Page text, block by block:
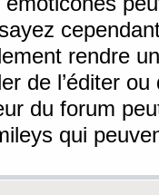
rendre
de l’éditer
du forum
qui